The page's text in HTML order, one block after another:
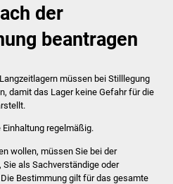
Behördenwegweiser
Stellenangebote
Kontakt
Veröffentlichungen
FNP / Bebauungspläne
der
beantragen
müssen bei Stilllegung
damit das Lager keine Gefahr für die
regelmäßig.
wollen, müssen Sie bei der
als Sachverständige oder
Bestimmung gilt für das gesamte